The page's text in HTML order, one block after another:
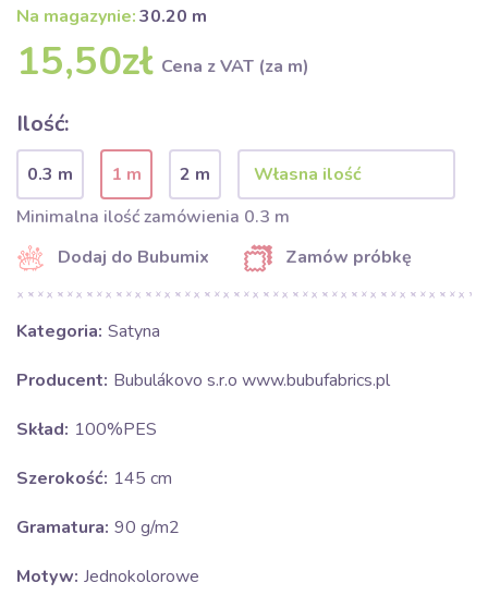
Na magazynie:30.20 m
15,50zł Cena z VAT (za m)
Ilość:
0.3 m 1 m
2 m
Minimalna ilość zamówienia 0.3 m
Dodaj do Bubumix
Zamów próbkę
Kategoria: Satyna
Producent: Bubulákovo s.r.o www.bubufabrics.pl
Skład: 100%PES
Szerokość: 145 cm
Gramatura: 90 g/m2
Motyw: Jednokolorowe